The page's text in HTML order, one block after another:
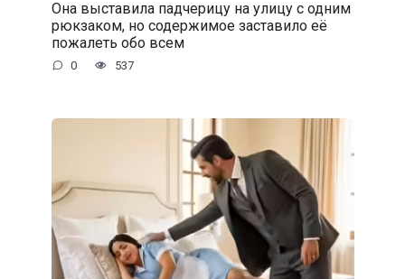
Она выставила падчерицу на улицу с одним
рюкзаком, но содержимое заставило её
пожалеть обо всем
0 537